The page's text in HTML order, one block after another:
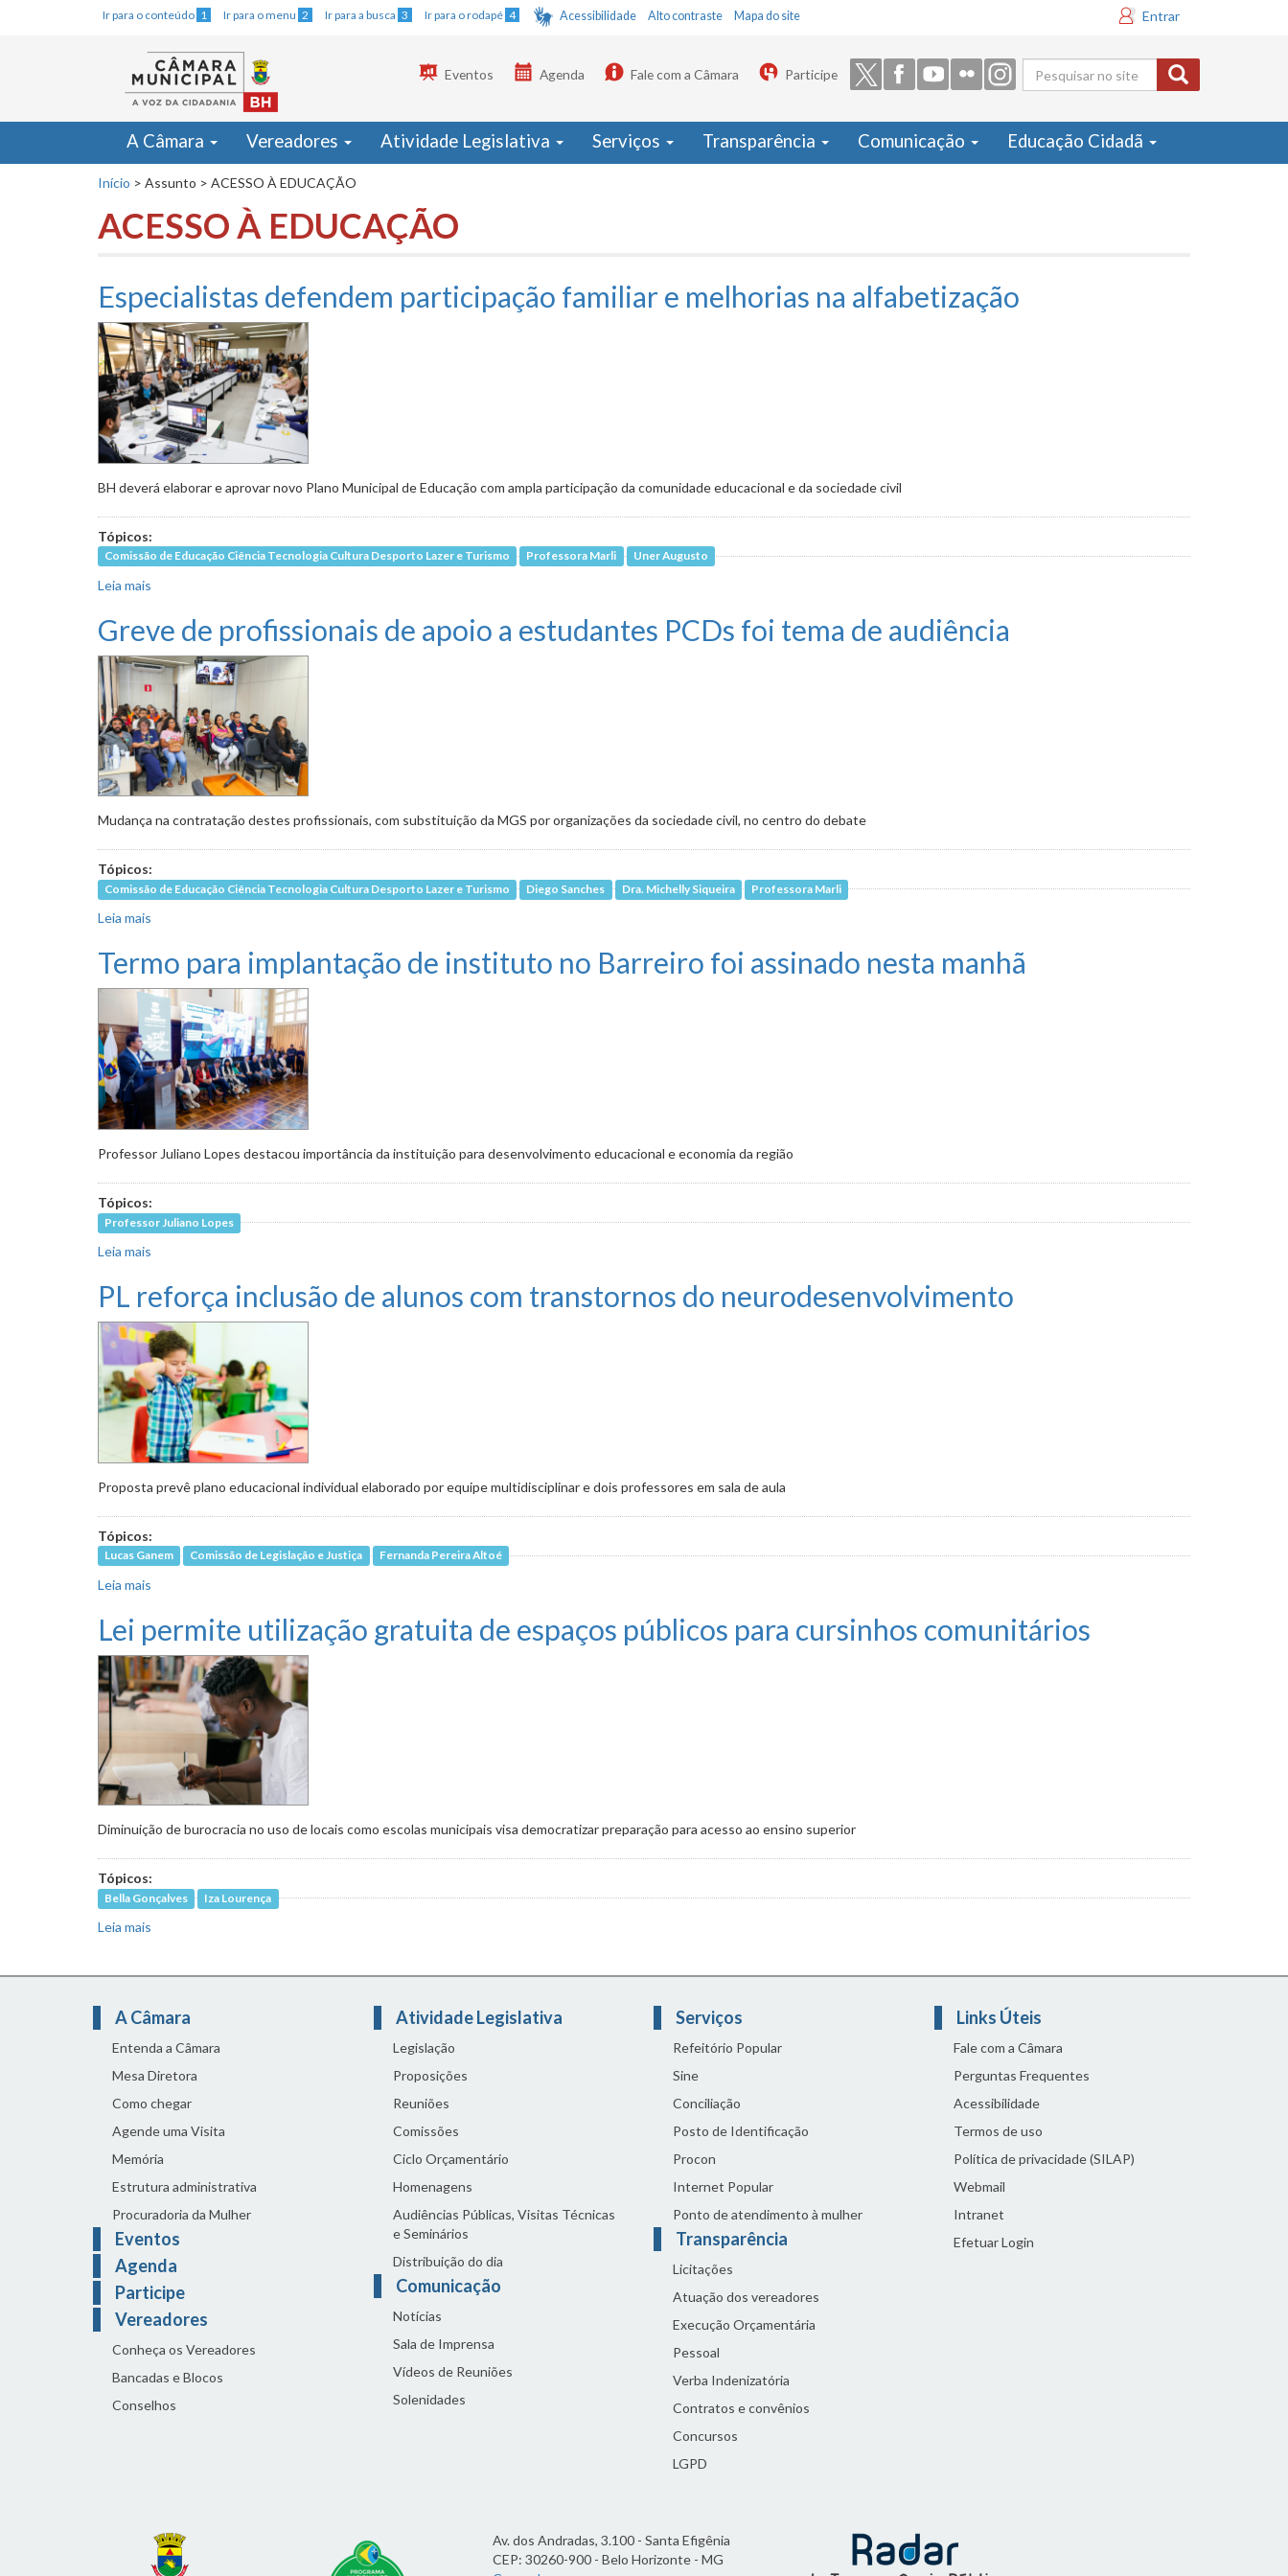
Ir para o conteúdo 1 Ir para o menu 2 Ir para a busca 3 Ir para o rodapé 4 Acessibilidade Alto contraste Mapa do site Entrar
Formulário
de busca
Eventos Agenda Fale com a Câmara Participe
A Câmara Vereadores Atividade Legislativa Serviços Transparência Comunicação Educação Cidadã
Início > Assunto > ACESSO À EDUCAÇÃO
ACESSO À EDUCAÇÃO
Especialistas defendem participação familiar e melhorias na alfabetização
BH deverá elaborar e aprovar novo Plano Municipal de Educação com ampla participação da comunidade educacional e da sociedade civil
Tópicos:
Comissão de Educação Ciência Tecnologia Cultura Desporto Lazer e Turismo Professora Marli Uner Augusto
Leia mais
Greve de profissionais de apoio a estudantes PCDs foi tema de audiência
Mudança na contratação destes profissionais, com substituição da MGS por organizações da sociedade civil, no centro do debate
Tópicos:
Comissão de Educação Ciência Tecnologia Cultura Desporto Lazer e Turismo Diego Sanches Dra. Michelly Siqueira Professora Marli
Leia mais
Termo para implantação de instituto no Barreiro foi assinado nesta manhã
Professor Juliano Lopes destacou importância da instituição para desenvolvimento educacional e economia da região
Tópicos:
Professor Juliano Lopes
Leia mais
PL reforça inclusão de alunos com transtornos do neurodesenvolvimento
Proposta prevê plano educacional individual elaborado por equipe multidisciplinar e dois professores em sala de aula
Tópicos:
Lucas Ganem Comissão de Legislação e Justiça Fernanda Pereira Altoé
Leia mais
Lei permite utilização gratuita de espaços públicos para cursinhos comunitários
Diminuição de burocracia no uso de locais como escolas municipais visa democratizar preparação para acesso ao ensino superior
Tópicos:
Bella Gonçalves Iza Lourença
Leia mais
A Câmara
Entenda a Câmara
Mesa Diretora
Como chegar
Agende uma Visita
Memória
Estrutura administrativa
Procuradoria da Mulher
Eventos
Agenda
Participe
Vereadores
Conheça os Vereadores
Bancadas e Blocos
Conselhos
Atividade Legislativa
Legislação
Proposições
Reuniões
Comissões
Ciclo Orçamentário
Homenagens
Audiências Públicas, Visitas Técnicas
e Seminários
Distribuição do dia
Comunicação
Notícias
Sala de Imprensa
Vídeos de Reuniões
Solenidades
Serviços
Refeitório Popular
Sine
Conciliação
Posto de Identificação
Procon
Internet Popular
Ponto de atendimento à mulher
Transparência
Licitações
Atuação dos vereadores
Execução Orçamentária
Pessoal
Verba Indenizatória
Contratos e convênios
Concursos
LGPD
Links Úteis
Fale com a Câmara
Perguntas Frequentes
Acessibilidade
Termos de uso
Política de privacidade (SILAP)
Webmail
Intranet
Efetuar Login
Av. dos Andradas, 3.100 - Santa Efigênia
CEP: 30260-900 - Belo Horizonte - MG